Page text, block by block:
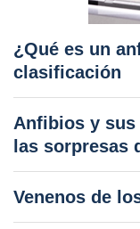
¿Qué es un
clasificación
Anfibios y sus
las sorpresas
Venenos de